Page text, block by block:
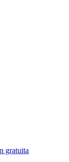
gratuita